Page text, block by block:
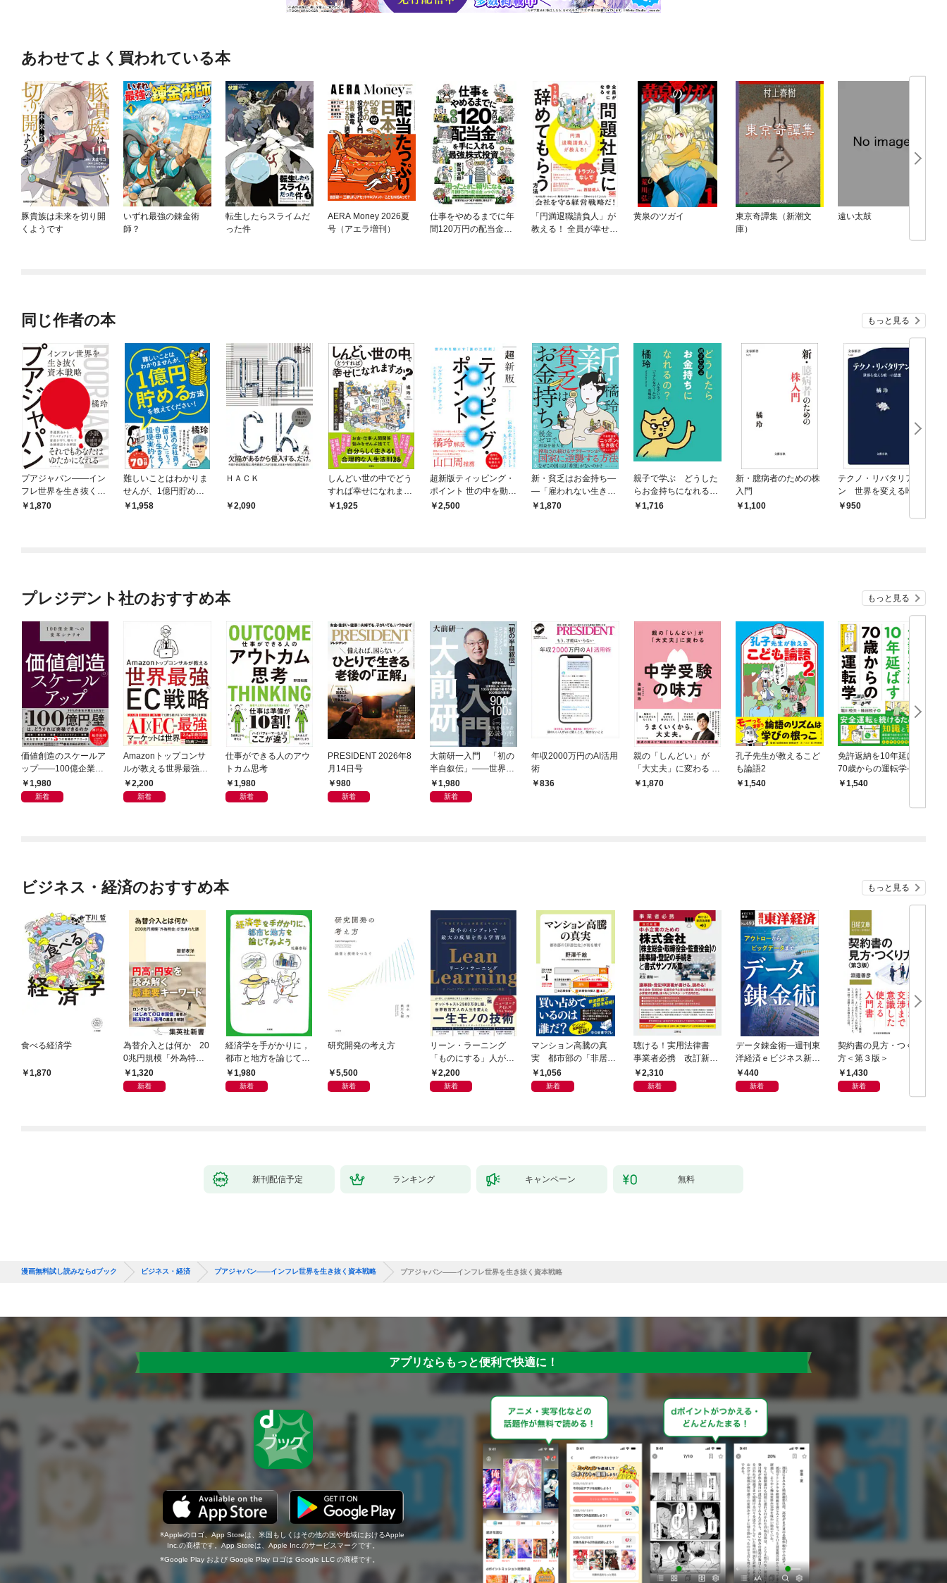
あわせてよく買われている本
豚貴族は未来を切り開
くようです
いずれ最強の錬金術
師？
転生したらスライムだ
った件
AERA Money 2026夏
号（アエラ増刊）
仕事をやめるまでに年
間120万円の配当金を
「円満退職請負人」が
教える！ 全員が幸せに
黄泉のツガイ
東京奇譚集（新潮文
庫）
遠い太鼓
同じ作者の本 もっと見る
プアジャパン――イン
フレ世界を生き抜く資
本戦略
1,870
難しいことはわかりま
せんが、1億円貯める
方法を教えてくださ
1,958
ＨＡＣＫ
2,090
しんどい世の中でどう
すれば幸せになれます
か？ いまならまだ間
1,925
超新版ティッピング・
ポイント 世の中を動か
す「裏の三原則」
2,500
新・貧乏はお金持ち―
―「雇われない生き
方」で格差社会を逆転
1,870
親子で学ぶ どうした
らお金持ちになれる
の？ ――人生という
1,716
新・臆病者のための株
入門
1,100
テクノ・リバタリア
ン 世界を変える唯一
の思想
950
プレジデント社のおすすめ本 もっと見る
価値創造のスケールア
ップ――100億企業へ
の変革シナリオ
1,980
新着
Amazonトップコンサ
ルが教える世界最強の
EC戦略
2,200
新着
仕事ができる人のアウ
トカム思考
1,980
新着
PRESIDENT 2026年8
月14日号
980
新着
大前研一入門 「初の
半自叙伝」――世界的
戦略コンサルタントは
いかに生まれたか
1,980
新着
年収2000万円のAI活用
術
836
親の「しんどい」が
「大丈夫」に変わる 中
学受験の味方
1,870
孔子先生が教えるこど
も論語2
1,540
免許返納を10年延ばす
70歳からの運転学――
安全運転を続けるため
1,540
ビジネス・経済のおすすめ本 もっと見る
食べる経済学
1,870
為替介入とは何か 20
0兆円規模「外為特
会」が生まれた謎
1,320
新着
経済学を手がかりに，
都市と地方を論じてみ
よう1,980
新着
研究開発の考え方
5,500
新着
リーン・ラーニング
「ものにする」人が自
然とやっている 最小の
インプットで最大の成
2,200
新着
マンション高騰の真
実 都市部の「非居住
化」が街を壊す
1,056
新着
聴ける！実用法律書
事業者必携 改訂新
版 中小企業のための
株式会社【株主総会・
2,310
新着
データ錬金術―週刊東
洋経済ｅビジネス新書
Ｎo.493
440
新着
契約書の見方・つくり
方＜第３版＞
1,430
新着
新刊配信予定 ランキング キャンペーン 無料
漫画無料試し読みならdブック ビジネス・経済 プアジャパン――インフレ世界を生き抜く資本戦略 プアジャパン――インフレ世界を生き抜く資本戦略
アプリならもっと便利で快適に！
Appleのロゴ、App Storeは、米国もしくはその他の国や地域におけるApple
Inc.の商標です。App Storeは、Apple Inc.のサービスマークです。
Google Play および Google Play ロゴは Google LLC の商標です。